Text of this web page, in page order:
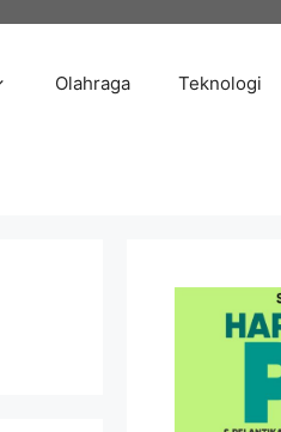
Olahraga Teknologi